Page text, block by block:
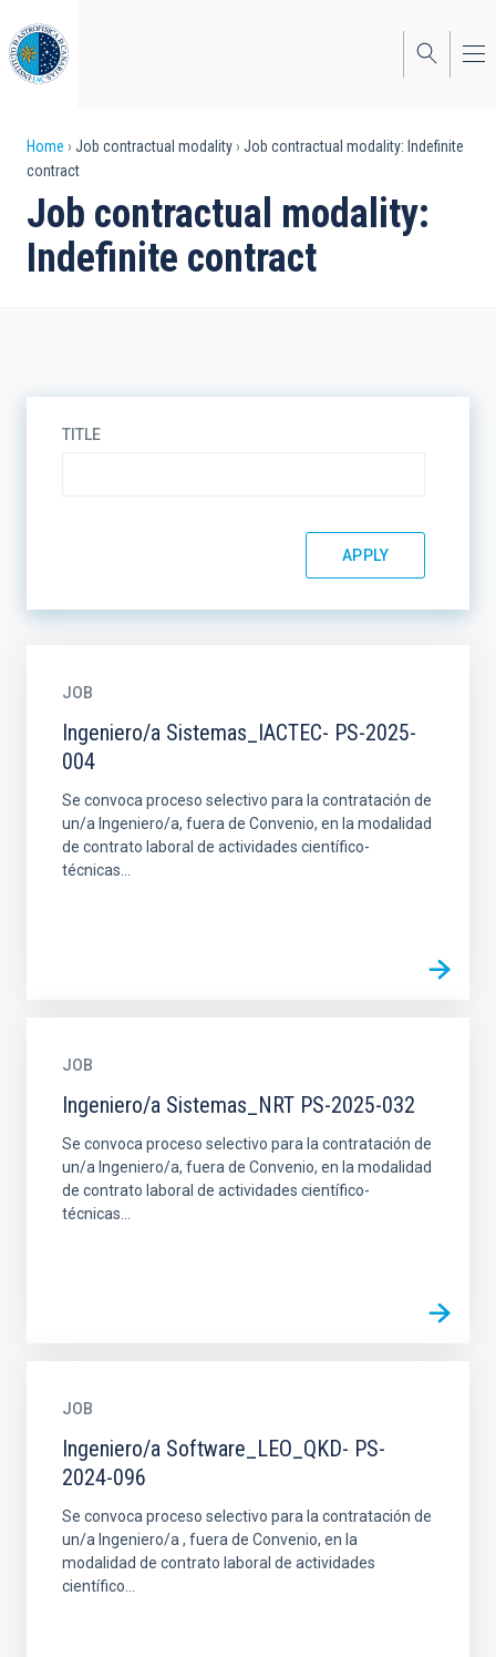
to
main
content
Breadcrumb
Home Job contractual modality
Job contractual modality: Indefinite
contract
Job contractual modality:
Indefinite contract
TITLE
JOB
Ingeniero/a Sistemas_IACTEC- PS-2025-
004
Se convoca proceso selectivo para la contratación de
un/a Ingeniero/a, fuera de Convenio, en la modalidad
de contrato laboral de actividades científico-
técnicas...
JOB
Ingeniero/a Sistemas_NRT PS-2025-032
Se convoca proceso selectivo para la contratación de
un/a Ingeniero/a, fuera de Convenio, en la modalidad
de contrato laboral de actividades científico-
técnicas...
JOB
Ingeniero/a Software_LEO_QKD- PS-
2024-096
Se convoca proceso selectivo para la contratación de
un/a Ingeniero/a , fuera de Convenio, en la
modalidad de contrato laboral de actividades
científico...